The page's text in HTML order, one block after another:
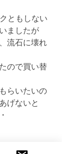
ともしない
ましたが
流石に壊れ
ので買い替
らいたいの
げないと